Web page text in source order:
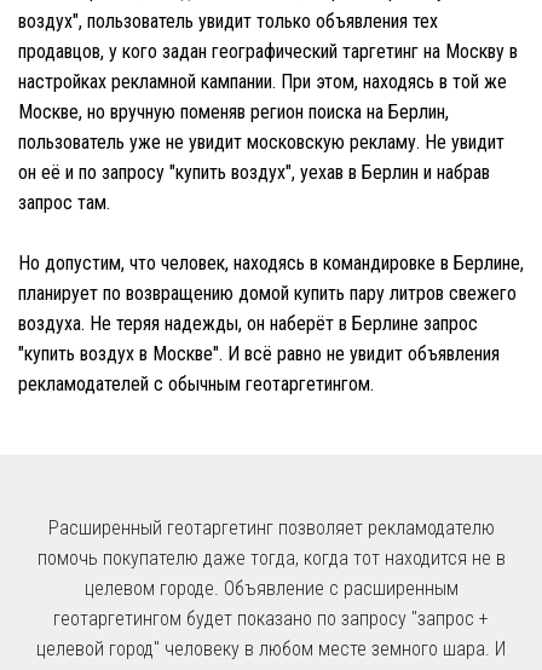
воздух", пользователь увидит только объявления тех
продавцов, у кого задан географический таргетинг на Москву в
настройках рекламной кампании. При этом, находясь в той же
Москве, но вручную поменяв регион поиска на Берлин,
пользователь уже не увидит московскую рекламу. Не увидит
он её и по запросу "купить воздух", уехав в Берлин и набрав
запрос там.
Но допустим, что человек, находясь в командировке в Берлине,
планирует по возвращению домой купить пару литров свежего
воздуха. Не теряя надежды, он наберёт в Берлине запрос
"купить воздух в Москве". И всё равно не увидит объявления
рекламодателей с обычным геотаргетингом.
Расширенный геотаргетинг позволяет рекламодателю
помочь покупателю даже тогда, когда тот находится не в
целевом городе. Объявление с расширенным
геотаргетингом будет показано по запросу "запрос +
целевой город" человеку в любом месте земного шара. И